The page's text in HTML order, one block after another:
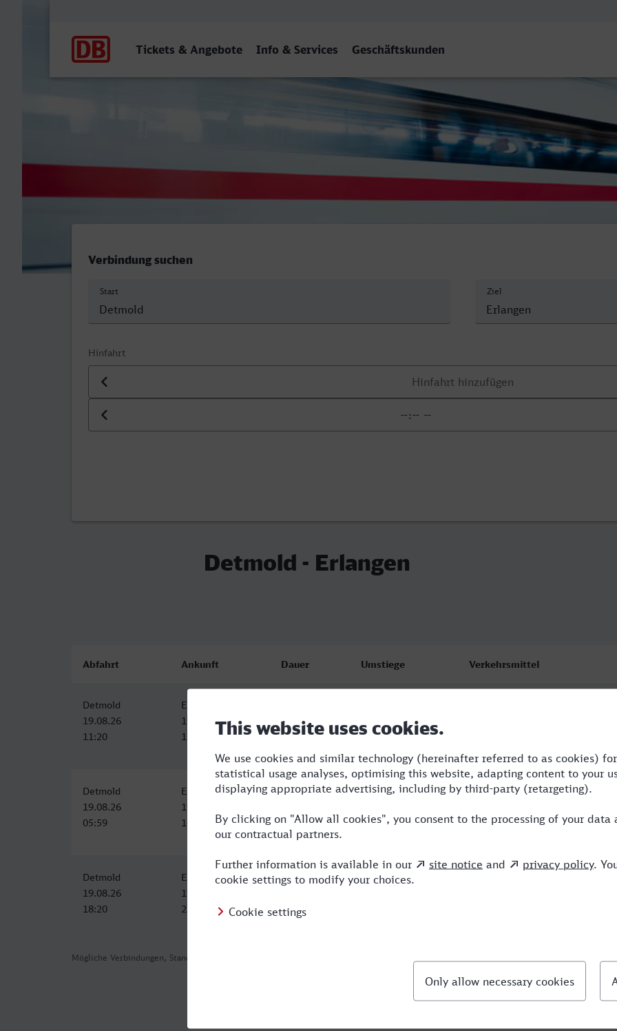
Tickets & Angebote Info & Services Geschäftskunden
Verbindung suchen
Start Ziel
Hinfahrt
Datum der Hinfahrt
Uhrzeit der Hinfahrt
Detmold - Erlangen
Mögliche Verbindungen, Stand: 2026-08-05 17:37
Abfahrt Ankunft Dauer Umstiege Verkehrsmittel
Detmold
19.08.26
11:20
Erlangen
19.08.26
15:36
Detmold
19.08.26
05:59
Erlangen
19.08.26
10:55
4:56 3 RE,ERB,NX,ICE
Detmold
19.08.26
18:20
Erlangen
19.08.26
23:01
4:41 4